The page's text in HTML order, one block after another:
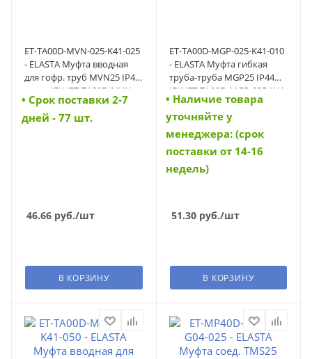
ET-TA00D-MVN-025-K41-025
- ELASTA Муфта вводная
для гофр. труб MVN25 IP40
серая IEK (ET-TA00D-MVN-
025-K41-025)
• Cрок поставки 2-7
дней - 77 шт.
46.66 руб./шт
В КОРЗИНУ
ET-TA00D-MGP-025-K41-010
- ELASTA Муфта гибкая
труба-труба MGP25 IP44
IEK (ET-TA00D-MGP-025-K41-
010)
• Наличие товара
уточняйте у
менеджера: (срок
поставки от 14-16
недель)
51.30руб./шт
В КОРЗИНУ